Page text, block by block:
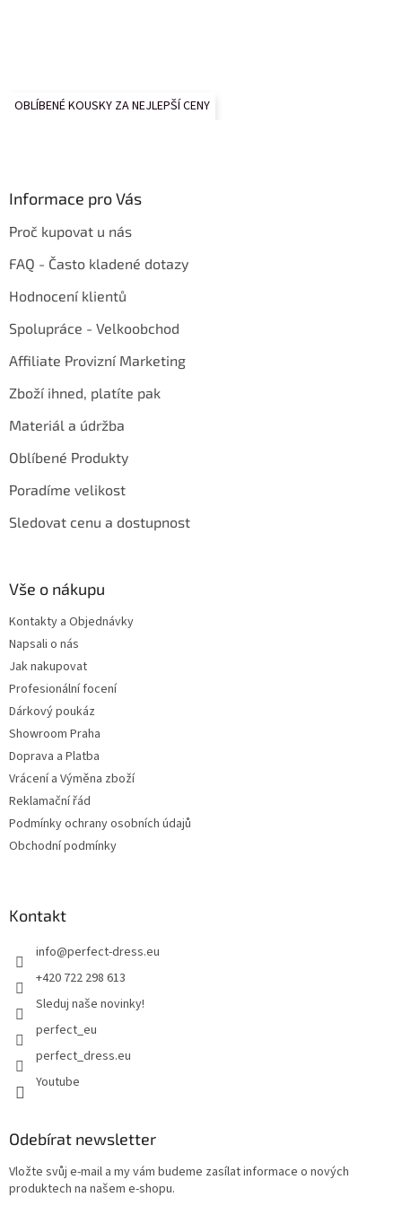
OBLÍBENÉ KOUSKY ZA NEJLEPŠÍ CENY
Informace pro Vás
Proč kupovat u nás
FAQ - Často kladené dotazy
Hodnocení klientů
Spolupráce - Velkoobchod
Affiliate Provizní Marketing
Zboží ihned, platíte pak
Materiál a údržba
Oblíbené Produkty
Poradíme velikost
Sledovat cenu a dostupnost
Vše o nákupu
Kontakty a Objednávky
Napsali o nás
Jak nakupovat
Profesionální focení
Dárkový poukáz
Showroom Praha
Doprava a Platba
Vrácení a Výměna zboží
Reklamační řád
Podmínky ochrany osobních údajů
Obchodní podmínky
Kontakt
info@perfect-dress.eu
+420 722 298 613
Sleduj naše novinky!
perfect_eu
perfect_dress.eu
Youtube
Odebírat newsletter
Vložte svůj e-mail a my vám budeme zasílat informace o nových
produktech na našem e-shopu.